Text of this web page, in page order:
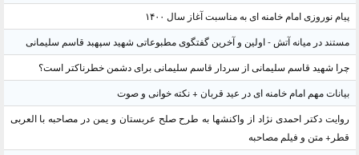
پیام نوروزی امام خامنه ای به مناسبت آغاز سال ۱۴۰۰
مستند در میانه آتش - اولین و آخرین گفتگوی مطبوعاتی شهید سپهبد قاسم سلیمانی
چرا شهید قاسم سلیمانی از سردار قاسم سلیمانی برای دشمن خطرناکتر است؟
بیانات مهم امام خامنه ای در عید قربان + نکته خوانی و صوت
روایت دکتر احمدی نژاد از واکنشها به طرح صلح عربستان و یمن در مصاحبه با العربی
قطر+ متن و فیلم مصاحبه